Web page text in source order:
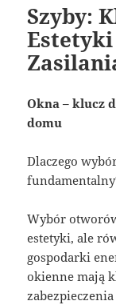
Szyby:
Okna – klucz
domu
Dlaczego
Wybór
estetyki, ale
gospodarki
okienne mają